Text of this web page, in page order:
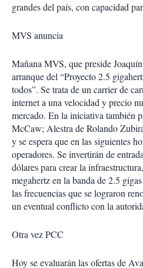
grandes del país, con capacidad
MVS anuncia
Mañana MVS, que preside
arranque del “Proyecto 2.5
todos”. Se trata de un carrier de
internet a una velocidad y precio
mercado. En la iniciativa también
McCaw; Alestra de Rolando
y se espera que en las siguientes
operadores. Se invertirán de
dólares para crear la
megahertz en la banda de 2.5
las frecuencias que se lograron
un eventual conflicto con la
Otra vez PCC
Hoy se evaluarán las ofertas de